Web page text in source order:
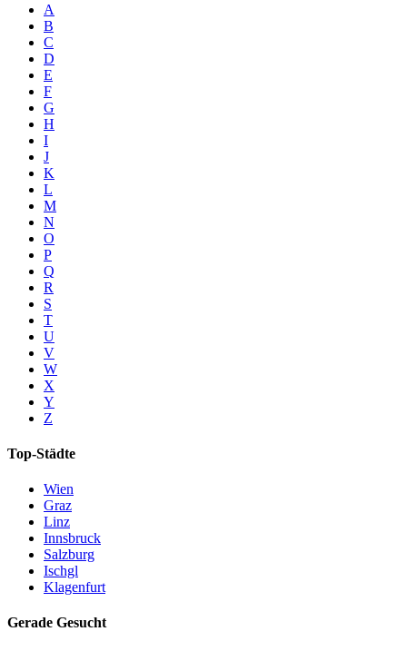
A
B
C
D
E
F
G
H
I
J
K
L
M
N
O
P
Q
R
S
T
U
V
W
X
Y
Z
Top-Städte
Wien
Graz
Linz
Innsbruck
Salzburg
Ischgl
Klagenfurt
Gerade Gesucht